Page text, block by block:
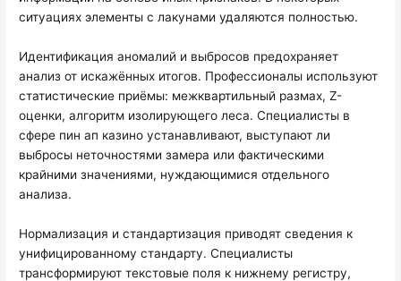
ситуациях элементы с лакунами удаляются полностью.
Идентификация аномалий и выбросов предохраняет
анализ от искажённых итогов. Профессионалы используют
статистические приёмы: межквартильный размах, Z-
оценки, алгоритм изолирующего леса. Специалисты в
сфере пин ап казино устанавливают, выступают ли
выбросы неточностями замера или фактическими
крайними значениями, нуждающимися отдельного
анализа.
Нормализация и стандартизация приводят сведения к
унифицированному стандарту. Специалисты
трансформируют текстовые поля к нижнему регистру,